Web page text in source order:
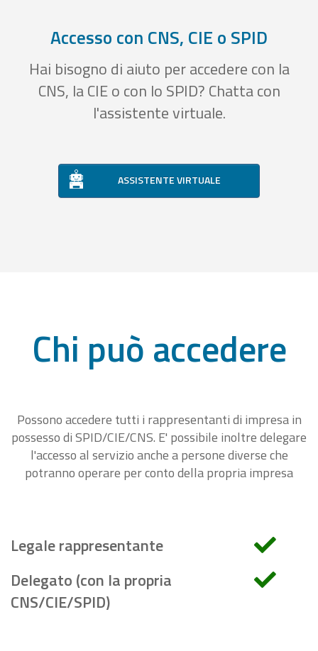
Accesso con CNS, CIE o SPID
Hai bisogno di aiuto per accedere con la
CNS, la CIE o con lo SPID? Chatta con
l'assistente virtuale.
ASSISTENTE VIRTUALE
Chi può accedere
Possono accedere tutti i rappresentanti di impresa in
possesso di SPID/CIE/CNS. E' possibile inoltre delegare
l'accesso al servizio anche a persone diverse che
potranno operare per conto della propria impresa
Legale rappresentante
Delegato (con la propria
CNS/CIE/SPID)